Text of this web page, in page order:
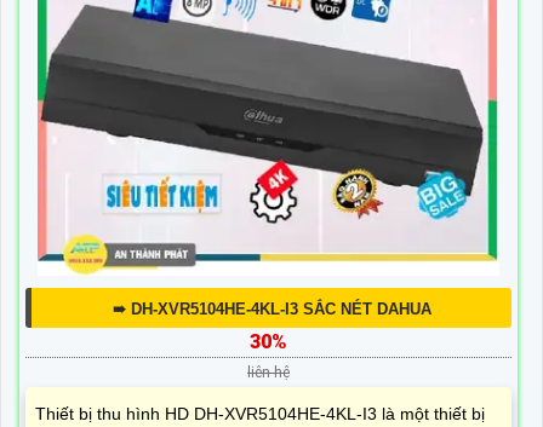
➠ DH-XVR5104HE-4KL-I3 SẮC NÉT DAHUA
30%
liên hệ
Thiết bị thu hình HD DH-XVR5104HE-4KL-I3 là một thiết bị